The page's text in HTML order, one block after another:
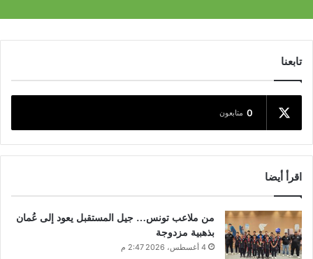
تابعنا
0 متابعون
اقرأ أيضا
من ملاعب تونس… جيل المستقبل يعود إلى عُمان
بذهبية مزدوجة
4 أغسطس، 2026 2:47 م